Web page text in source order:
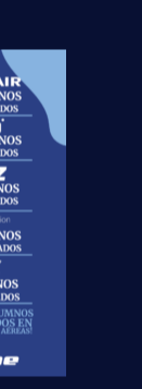
general
adquieren
para
de vuelo.
cualquiera
salga del
auxiliar de